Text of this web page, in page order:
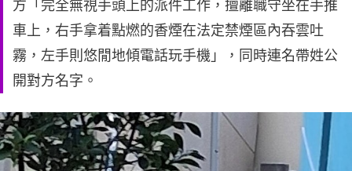
方「完全無視手頭上的派件工作，擅離職守坐在手推
車上，右手拿着點燃的香煙在法定禁煙區內吞雲吐
霧，左手則悠閒地傾電話玩手機」，同時連名帶姓公
開對方名字。